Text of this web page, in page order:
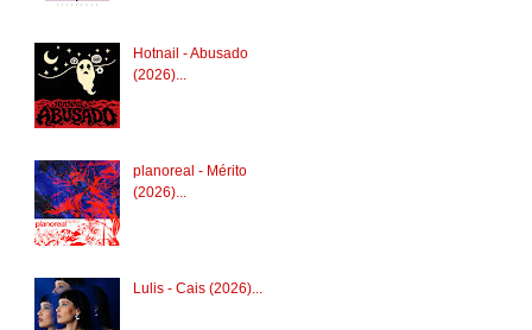
Hotnail - Abusado
(2026)...
planoreal - Mérito
(2026)...
Lulis - Cais (2026)...